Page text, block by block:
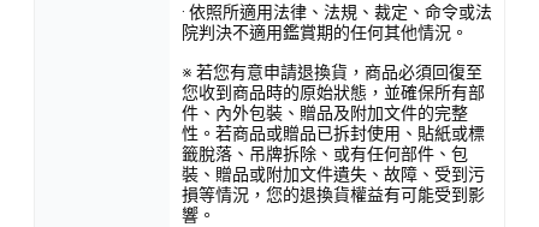
· 依照所適用法律、法規、裁定、命令或法
院判決不適用鑑賞期的任何其他情況。
※ 若您有意申請退換貨，商品必須回復至
您收到商品時的原始狀態，並確保所有部
件、內外包裝、贈品及附加文件的完整
性。若商品或贈品已拆封使用、貼紙或標
籤脫落、吊牌拆除、或有任何部件、包
裝、贈品或附加文件遺失、故障、受到污
損等情況，您的退換貨權益有可能受到影
響。